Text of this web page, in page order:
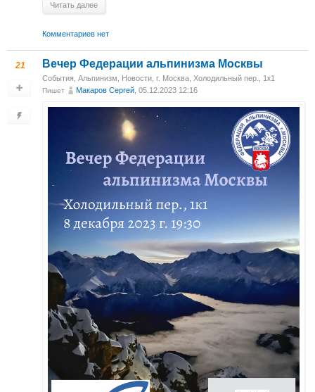
Читать далее
Комментариев нет
21 Вечер Федерации альпинизма Москвы
События Альпинизм Новости г. Москва, Холодильный пер., 1к1
Пишет Макаров Сергей , 05.12.2023 12:16